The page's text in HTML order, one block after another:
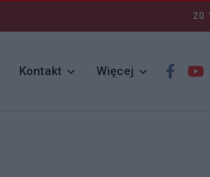
20
Kontakt Więcej